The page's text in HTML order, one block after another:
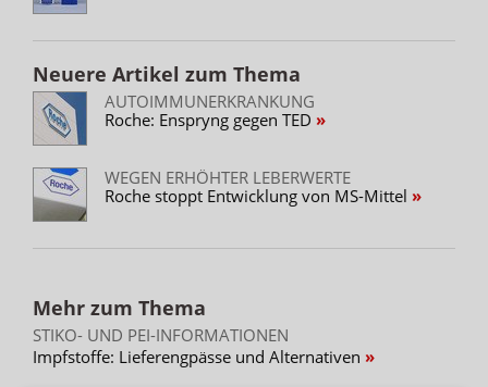
Neuere Artikel zum Thema
AUTOIMMUNERKRANKUNG
Roche: Enspryng gegen TED
WEGEN ERHÖHTER LEBERWERTE
Roche stoppt Entwicklung von MS-Mittel
Mehr zum Thema
STIKO- UND PEI-INFORMATIONEN
Impfstoffe: Lieferengpässe und Alternativen